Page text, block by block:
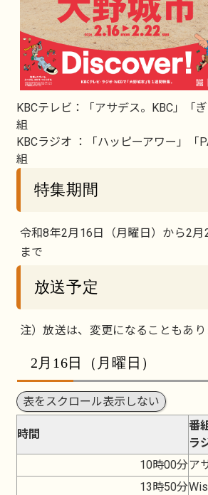
KBCテレビ：「アサデス。KBC」「
組
KBCラジオ ：「ハッピーアワー」「
組
特集期間
令和8年2月16日（月曜日）から2月
まで
放送予定
注）放送は、変更になることもあり
2月16日（月曜日）
表をスクロール表示しない
時間
番
ラ
10時00分ア
13時50分